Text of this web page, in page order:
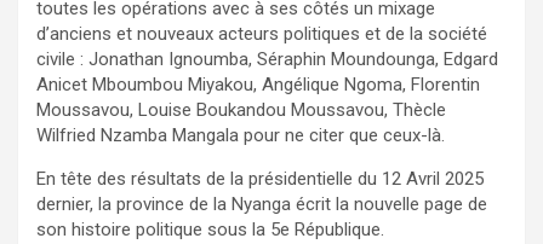
toutes les opérations avec à ses côtés un mixage
d’anciens et nouveaux acteurs politiques et de la société
civile : Jonathan Ignoumba, Séraphin Moundounga, Edgard
Anicet Mboumbou Miyakou, Angélique Ngoma, Florentin
Moussavou, Louise Boukandou Moussavou, Thècle
Wilfried Nzamba Mangala pour ne citer que ceux-là.
En tête des résultats de la présidentielle du 12 Avril 2025
dernier, la province de la Nyanga écrit la nouvelle page de
son histoire politique sous la 5e République.